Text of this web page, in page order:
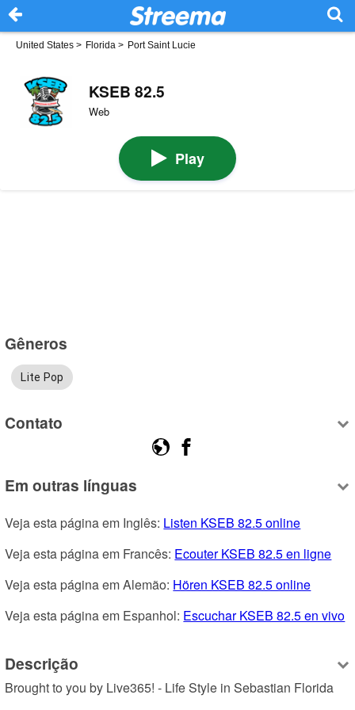
United States > Florida > Port Saint Lucie
KSEB 82.5
Web
Play
Gêneros
Lite Pop
Contato
Em outras línguas
Veja esta página em Inglês: Listen KSEB 82.5 online
Veja esta página em Francês: Ecouter KSEB 82.5 en ligne
Veja esta página em Alemão: Hören KSEB 82.5 online
Veja esta página em Espanhol: Escuchar KSEB 82.5 en vivo
Descrição
Brought to you by Live365! - Life Style in Sebastian Florida